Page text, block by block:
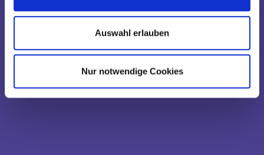
Auswahl erlauben
Nur notwendige Cookies